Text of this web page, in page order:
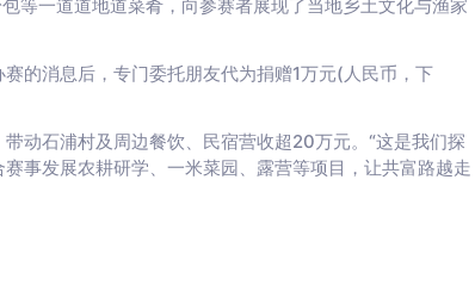
等一道道地道菜肴，向参赛者展现了当地乡土文化与渔家
消息后，专门委托朋友代为捐赠1万元(人民币，下
石浦村及周边餐饮、民宿营收超20万元。“这是我们探
事发展农耕研学、一米菜园、露营等项目，让共富路越走